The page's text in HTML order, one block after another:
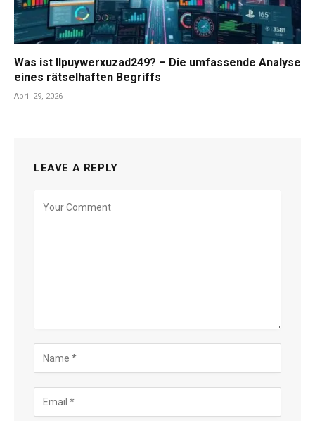
Was ist llpuywerxuzad249? – Die umfassende Analyse
eines rätselhaften Begriffs
April 29, 2026
LEAVE A REPLY